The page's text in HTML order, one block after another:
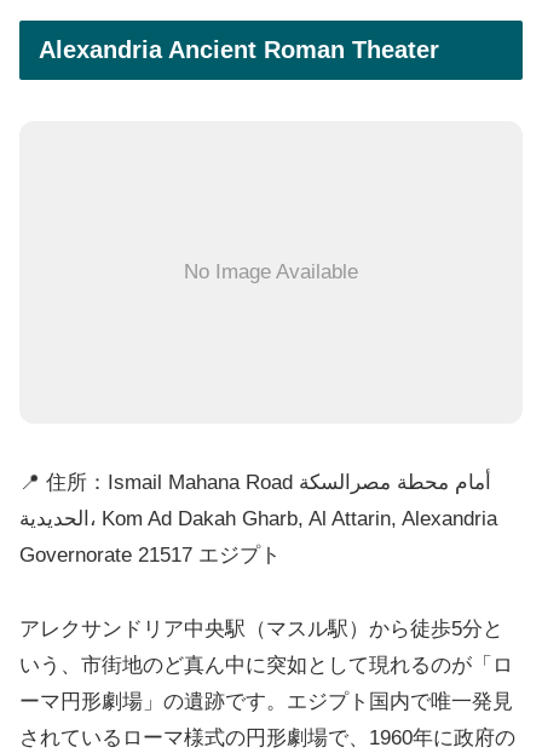
Alexandria Ancient Roman Theater
No Image Available
📍 住所：Ismail Mahana Road أمام محطة مصرالسكة
الحديدية، Kom Ad Dakah Gharb, Al Attarin, Alexandria
Governorate 21517 エジプト
アレクサンドリア中央駅（マスル駅）から徒歩5分と
いう、市街地のど真ん中に突如として現れるのが「ロ
ーマ円形劇場」の遺跡です。エジプト国内で唯一発見
されているローマ様式の円形劇場で、1960年に政府の